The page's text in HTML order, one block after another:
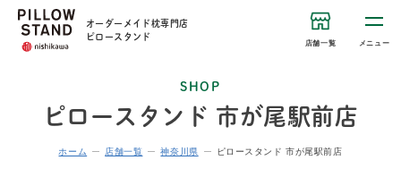
オーダーメイド枕専門店
ピロースタンド
店舗一覧 メニュー
SHOP
ピロースタンド 市が尾駅前店
ホーム 店舗一覧 神奈川県 ピロースタンド 市が尾駅前店